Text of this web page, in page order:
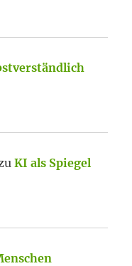
KI als Spiegel